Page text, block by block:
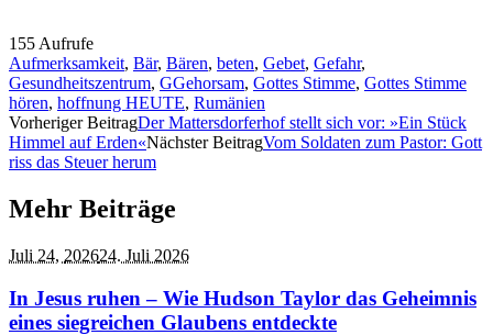
155 Aufrufe
Aufmerksamkeit, Bär, Bären, beten, Gebet, Gefahr,
Gesundheitszentrum, GGehorsam, Gottes Stimme, Gottes Stimme
hören, hoffnung HEUTE, Rumänien
Vorheriger BeitragDer Mattersdorferhof stellt sich vor: »Ein Stück
Himmel auf Erden«Nächster BeitragVom Soldaten zum Pastor: Gott
riss das Steuer herum
Mehr Beiträge
Juli 24, 202624. Juli 2026
In Jesus ruhen – Wie Hudson Taylor das Geheimnis
eines siegreichen Glaubens entdeckte